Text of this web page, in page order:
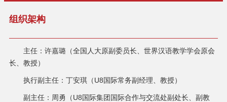
组织架构
主任：许嘉璐（全国人大原副委员长、世界汉语教学学会原会
长、教授）
执行副主任：丁安琪（U8国际常务副经理、教授）
副主任： 周勇（U8国际集团国际合作与交流处副处长、副教